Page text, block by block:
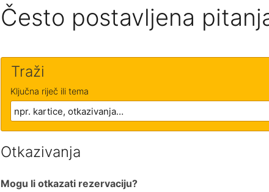
Često postavljena
Traži
Ključna riječ ili tema
Otkazivanja
Mogu li otkazati rezervaciju?